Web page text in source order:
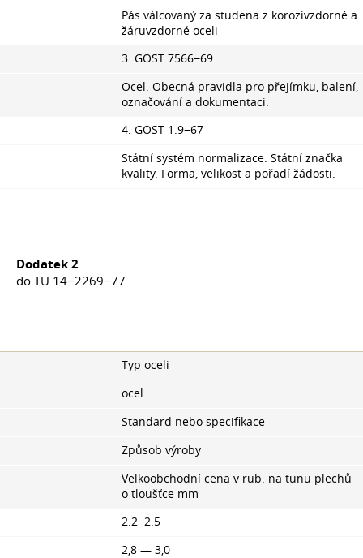
Pás válcovaný za studena z korozivzdorné a
žáruvzdorné oceli
3. GOST 7566−69
Ocel. Obecná pravidla pro přejímku, balení,
označování a dokumentaci.
4. GOST 1.9−67
Státní systém normalizace. Státní značka
kvality. Forma, velikost a pořadí žádosti.
Dodatek 2
do TU 14−2269−77
Typ oceli
ocel
Standard nebo specifikace
Způsob výroby
Velkoobchodní cena v rub. na tunu plechů
o tloušťce mm
2.2−2.5
2,8 — 3,0